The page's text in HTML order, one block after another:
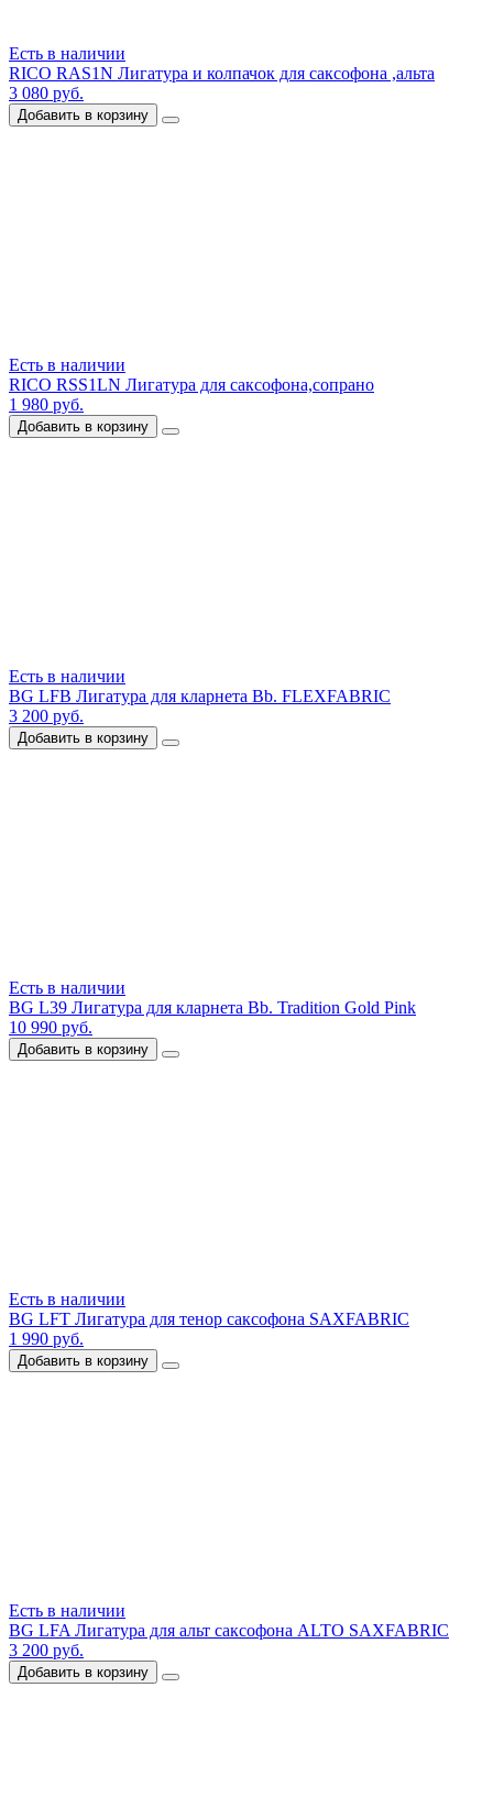
Есть в наличии
RICO RAS1N Лигатура и колпачок для саксофона ,альта
3 080 руб.
Добавить в корзину
Есть в наличии
RICO RSS1LN Лигатура для саксофона,сопрано
1 980 руб.
Добавить в корзину
Есть в наличии
BG LFB Лигатура для кларнета Bb. FLEXFABRIC
3 200 руб.
Добавить в корзину
Есть в наличии
BG L39 Лигатура для кларнета Bb. Tradition Gold Pink
10 990 руб.
Добавить в корзину
Есть в наличии
BG LFT Лигатура для тенор саксофона SAXFABRIC
1 990 руб.
Добавить в корзину
Есть в наличии
BG LFA Лигатура для альт саксофона ALTO SAXFABRIC
3 200 руб.
Добавить в корзину